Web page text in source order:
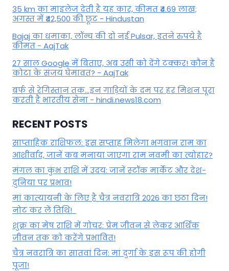
35 km का माइलेज देती है यह कार, कीमत ₹4.69 लाख;
अगस्त में ₹42,500 की छूट - Hindustan
Bajaj का धमाका, लॉन्च की दो नई Pulsar, इतने रुपये है
कीमत - AajTak
27 साल Google में बिताए, अब उसी को देंगे टक्कर! कौन हैं
कोटा के संजय घेमावत? - AajTak
बर्फ से रेगिस्तान तक...इन गाड़ियों के दम पर हर मिशन पूरा
करती है भारतीय सेना - hindi.news18.com
RECENT POSTS
साप्ताहिक राशिफल: इस सप्ताह मिलेगा भगवान राम का
आशीर्वाद, जानें कब मनाया जाएगा राम नवमी का त्योहार?
मंगल का कुंभ राशि में उदय: जानें स्‍टॉक मार्केट और देश-
दुनिया पर प्रभाव!
मां कात्‍यायनी के लिए है चैत्र नवरात्रि 2026 का छठा दिन!
नोट कर लें तिथि!
शुक्र का मेष राशि में गोचर: प्रेम जीवन से लेकर आर्थिक
जीवन तक को करेंगे प्रभावित!
चैत्र नवरात्रि का सातवां दिन: मां दुर्गा के इस रूप की होगी
पूजा!